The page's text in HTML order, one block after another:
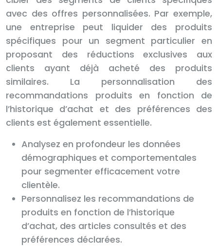
avec des offres personnalisées. Par exemple,
une entreprise peut liquider des produits
spécifiques pour un segment particulier en
proposant des réductions exclusives aux
clients ayant déjà acheté des produits
similaires. La personnalisation des
recommandations produits en fonction de
l’historique d’achat et des préférences des
clients est également essentielle.
Analysez en profondeur les données
démographiques et comportementales
pour segmenter efficacement votre
clientèle.
Personnalisez les recommandations de
produits en fonction de l’historique
d’achat, des articles consultés et des
préférences déclarées.